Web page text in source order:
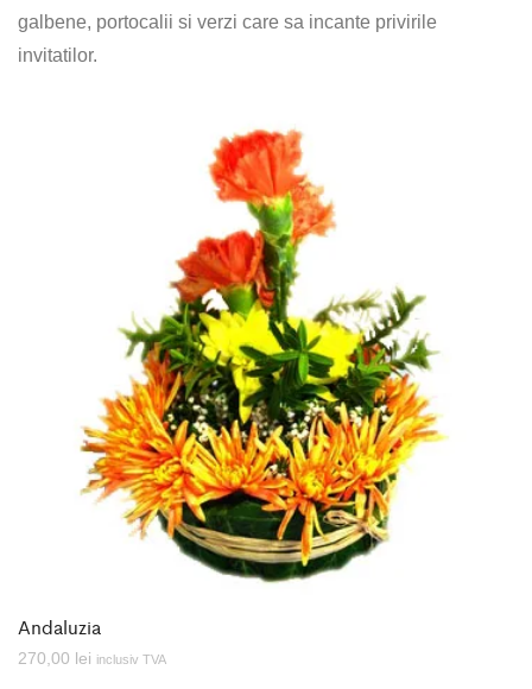
galbene, portocalii si verzi care sa incante privirile
invitatilor.
Andaluzia
270,00 lei inclusiv TVA